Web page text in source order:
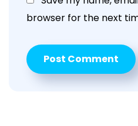
browser for the next